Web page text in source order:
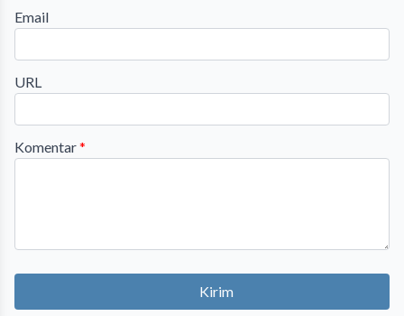
Email
URL
Komentar*
Kirim